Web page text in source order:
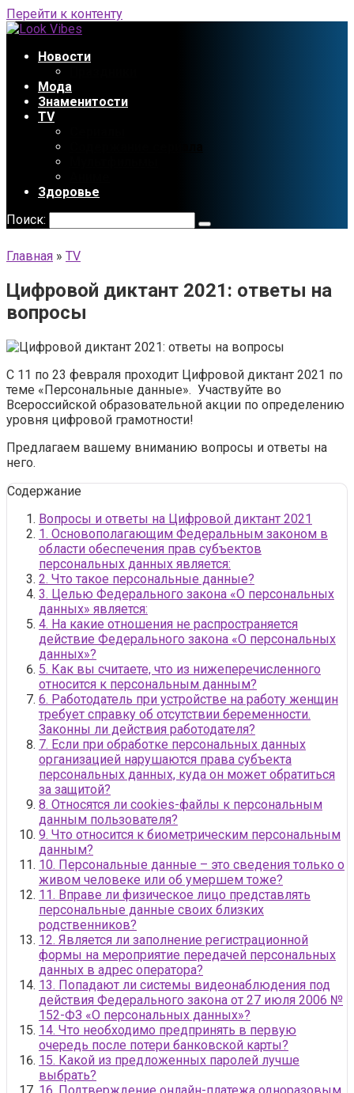
Перейти к контенту
Новости
Мода
Знаменитости
TV
Здоровье
Поиск:
Главная » TV
Цифровой диктант 2021: ответы на
вопросы
С 11 по 23 февраля проходит Цифровой диктант 2021 по
теме «Персональные данные». Участвуйте во
Всероссийской образовательной акции по определению
уровня цифровой грамотности!
Предлагаем вашему вниманию вопросы и ответы на
него.
Содержание
Вопросы и ответы на Цифровой диктант 2021
1. Основополагающим Федеральным законом в
области обеспечения прав субъектов
персональных данных является:
2. Что такое персональные данные?
3. Целью Федерального закона «О персональных
данных» является:
4. На какие отношения не распространяется
действие Федерального закона «О персональных
данных»?
5. Как вы считаете, что из нижеперечисленного
относится к персональным данным?
6. Работодатель при устройстве на работу женщин
требует справку об отсутствии беременности.
Законны ли действия работодателя?
7. Если при обработке персональных данных
организацией нарушаются права субъекта
персональных данных, куда он может обратиться
за защитой?
8. Относятся ли cookies-файлы к персональным
данным пользователя?
9. Что относится к биометрическим персональным
данным?
10. Персональные данные – это сведения только о
живом человеке или об умершем тоже?
11. Вправе ли физическое лицо представлять
персональные данные своих близких
родственников?
12. Является ли заполнение регистрационной
формы на мероприятие передачей персональных
данных в адрес оператора?
13. Попадают ли системы видеонаблюдения под
действия Федерального закона от 27 июля 2006 №
152-ФЗ «О персональных данных»?
14. Что необходимо предпринять в первую
очередь после потери банковской карты?
15. Какой из предложенных паролей лучше
выбрать?